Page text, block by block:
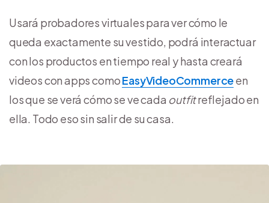
Usará probadores virtuales para ver cómo le
queda exactamente su vestido, podrá interactuar
con los productos en tiempo real y hasta creará
videos con apps comoEasyVideoCommerceen
los que se verá cómo se ve cada outfitreflejado en
ella. Todo eso sin salir de su casa.